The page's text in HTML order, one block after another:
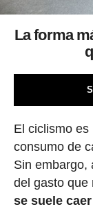
La forma
El ciclismo
consumo de
Sin embargo,
del gasto que
se suele